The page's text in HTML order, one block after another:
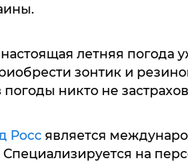
летняя погода
зонтик и
никто не
Россявляется
на